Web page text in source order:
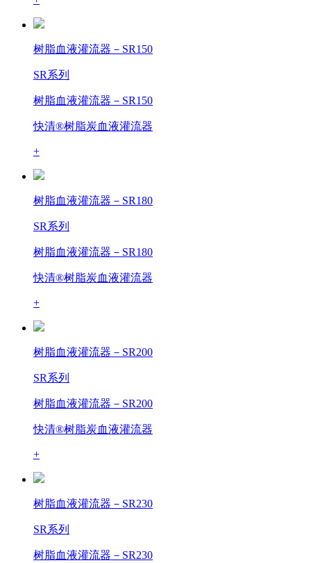
树脂血液灌流器－SR150
SR系列
树脂血液灌流器－SR150
快清®树脂炭血液灌流器
+
树脂血液灌流器－SR180
SR系列
树脂血液灌流器－SR180
快清®树脂炭血液灌流器
+
树脂血液灌流器－SR200
SR系列
树脂血液灌流器－SR200
快清®树脂炭血液灌流器
+
树脂血液灌流器－SR230
SR系列
树脂血液灌流器－SR230